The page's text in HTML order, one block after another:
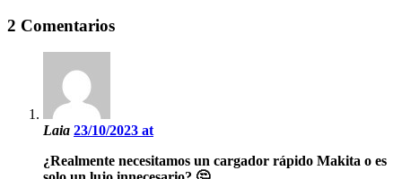
2 Comentarios
Laia 23/10/2023 at
¿Realmente necesitamos un cargador rápido Makita o es